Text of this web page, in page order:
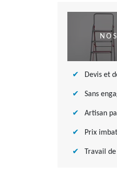
Devis et
Sans
Artisan
Prix
Travail